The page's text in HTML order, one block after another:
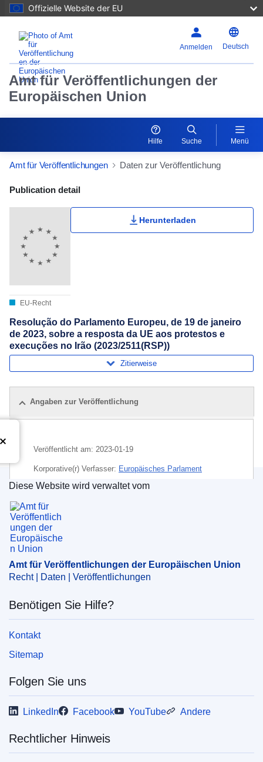
Offizielle Website der EU
Anmelden Deutsch
Amt für Veröffentlichungen der
Europäischen Union
Hilfe Suche Menü
Amt für Veröffentlichungen Daten zur Veröffentlichung
Publication Detail Actions Portlet
Publication detail
EU-Recht
Herunterladen
Resolução do Parlamento Europeu, de 19 de janeiro
de 2023, sobre a resposta da UE aos protestos e
execuções no Irão (2023/2511(RSP))
Zitierweise
Angaben zur Veröffentlichung
Veröffentlicht am: 2023-01-19
Korporative(r) Verfasser: Europäisches Parlament
erniedrigende Behandlung
Diskriminierung
Maßnahme der EU
Zensur
CELEX : 52023IP0016
IMMC : P9_TA(2023)0016
Amt für Veröffentlichungen der Europäischen
Diese Website wird verwaltet vom
Amt für Veröffentlichungen der Europäischen Union
Recht | Daten | Veröffentlichungen
Benötigen Sie Hilfe?
Kontakt
Sitemap
Folgen Sie uns
LinkedIn Facebook YouTube Andere
Rechtlicher Hinweis